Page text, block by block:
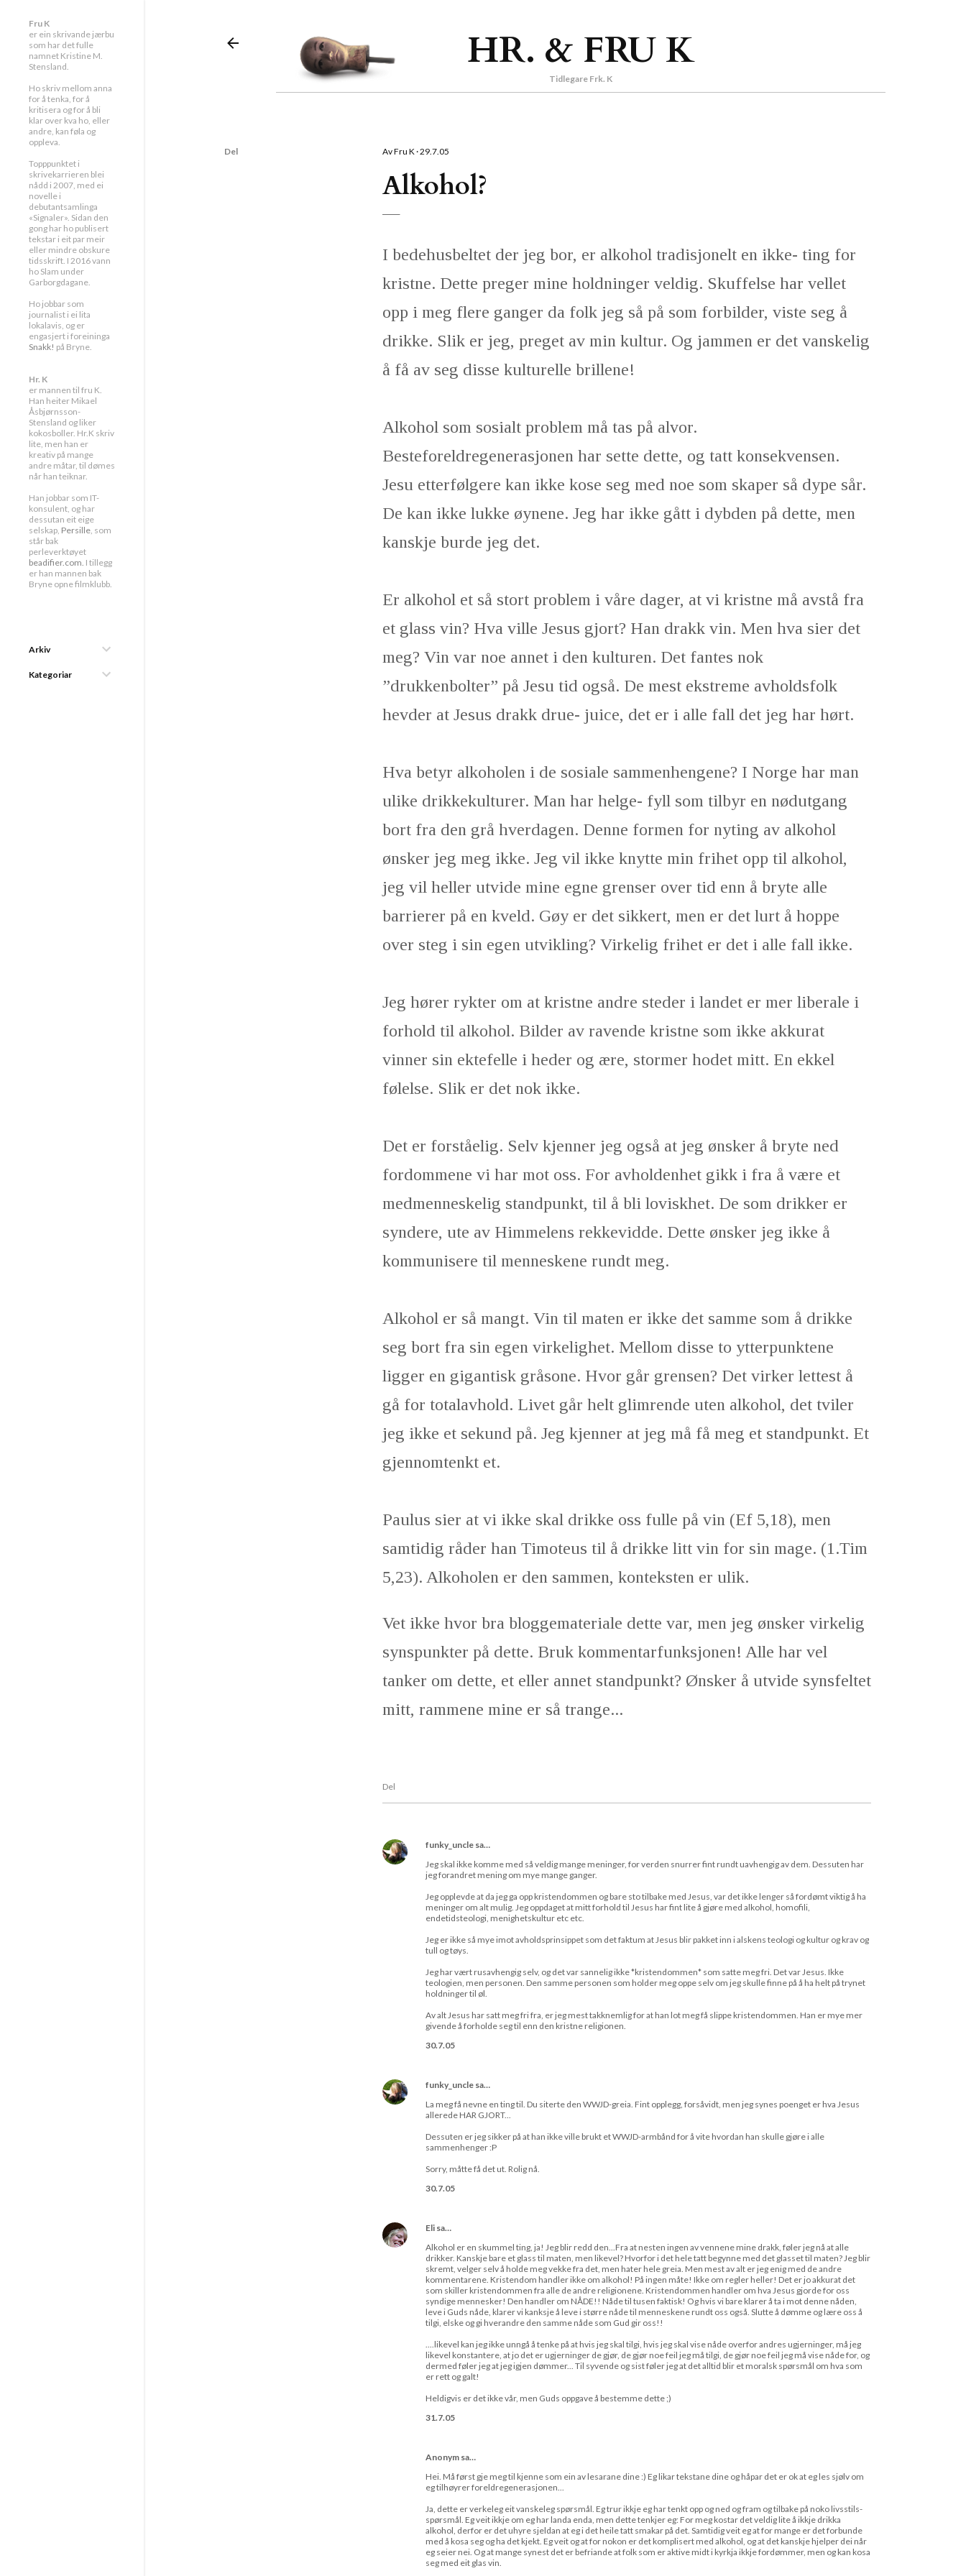
HR. & FRU K
Tidlegare Frk. K
Del AvFru K 29.7.05
Alkohol?
I bedehusbeltet der jeg bor, er alkohol tradisjonelt en ikke- ting for
kristne. Dette preger mine holdninger veldig. Skuffelse har vellet
opp i meg flere ganger da folk jeg så på som forbilder, viste seg å
drikke. Slik er jeg, preget av min kultur. Og jammen er det vanskelig
å få av seg disse kulturelle brillene!
Alkohol som sosialt problem må tas på alvor.
Besteforeldregenerasjonen har sette dette, og tatt konsekvensen.
Jesu etterfølgere kan ikke kose seg med noe som skaper så dype sår.
De kan ikke lukke øynene. Jeg har ikke gått i dybden på dette, men
kanskje burde jeg det.
Er alkohol et så stort problem i våre dager, at vi kristne må avstå fra
et glass vin? Hva ville Jesus gjort? Han drakk vin. Men hva sier det
meg? Vin var noe annet i den kulturen. Det fantes nok
”drukkenbolter” på Jesu tid også. De mest ekstreme avholdsfolk
hevder at Jesus drakk drue- juice, det er i alle fall det jeg har hørt.
Hva betyr alkoholen i de sosiale sammenhengene? I Norge har man
ulike drikkekulturer. Man har helge- fyll som tilbyr en nødutgang
bort fra den grå hverdagen. Denne formen for nyting av alkohol
ønsker jeg meg ikke. Jeg vil ikke knytte min frihet opp til alkohol,
jeg vil heller utvide mine egne grenser over tid enn å bryte alle
barrierer på en kveld. Gøy er det sikkert, men er det lurt å hoppe
over steg i sin egen utvikling? Virkelig frihet er det i alle fall ikke.
Jeg hører rykter om at kristne andre steder i landet er mer liberale i
forhold til alkohol. Bilder av ravende kristne som ikke akkurat
vinner sin ektefelle i heder og ære, stormer hodet mitt. En ekkel
følelse. Slik er det nok ikke.
Det er forståelig. Selv kjenner jeg også at jeg ønsker å bryte ned
fordommene vi har mot oss. For avholdenhet gikk i fra å være et
medmenneskelig standpunkt, til å bli loviskhet. De som drikker er
syndere, ute av Himmelens rekkevidde. Dette ønsker jeg ikke å
kommunisere til menneskene rundt meg.
Alkohol er så mangt. Vin til maten er ikke det samme som å drikke
seg bort fra sin egen virkelighet. Mellom disse to ytterpunktene
ligger en gigantisk gråsone. Hvor går grensen? Det virker lettest å
gå for totalavhold. Livet går helt glimrende uten alkohol, det tviler
jeg ikke et sekund på. Jeg kjenner at jeg må få meg et standpunkt. Et
gjennomtenkt et.
Paulus sier at vi ikke skal drikke oss fulle på vin (Ef 5,18), men
samtidig råder han Timoteus til å drikke litt vin for sin mage. (1.Tim
5,23). Alkoholen er den sammen, konteksten er ulik.
Vet ikke hvor bra bloggemateriale dette var, men jeg ønsker virkelig
synspunkter på dette. Bruk kommentarfunksjonen! Alle har vel
tanker om dette, et eller annet standpunkt? Ønsker å utvide synsfeltet
mitt, rammene mine er så trange...
Del
funky_uncle sa…
Jeg skal ikke komme med så veldig mange meninger, for verden snurrer fint rundt uavhengig av dem. Dessuten har
jeg forandret mening om mye mange ganger.
Jeg opplevde at da jeg ga opp kristendommen og bare sto tilbake med Jesus, var det ikke lenger så fordømt viktig å ha
meninger om alt mulig. Jeg oppdaget at mitt forhold til Jesus har fint lite å gjøre med alkohol, homofili,
endetidsteologi, menighetskultur etc etc.
Jeg er ikke så mye imot avholdsprinsippet som det faktum at Jesus blir pakket inn i alskens teologi og kultur og krav og
tull og tøys.
Jeg har vært rusavhengig selv, og det var sannelig ikke *kristendommen* som satte meg fri. Det var Jesus. Ikke
teologien, men personen. Den samme personen som holder meg oppe selv om jeg skulle finne på å ha helt på trynet
holdninger til øl.
Av alt Jesus har satt meg fri fra, er jeg mest takknemlig for at han lot meg få slippe kristendommen. Han er mye mer
givende å forholde seg til enn den kristne religionen.
30.7.05
funky_uncle sa…
La meg få nevne en ting til. Du siterte den WWJD-greia. Fint opplegg, forsåvidt, men jeg synes poenget er hva Jesus
allerede HAR GJORT...
Dessuten er jeg sikker på at han ikke ville brukt et WWJD-armbånd for å vite hvordan han skulle gjøre i alle
sammenhenger :P
Sorry, måtte få det ut. Rolig nå.
30.7.05
Eli sa…
Alkohol er en skummel ting, ja! Jeg blir redd den...Fra at nesten ingen av vennene mine drakk, føler jeg nå at alle
drikker. Kanskje bare et glass til maten, men likevel? Hvorfor i det hele tatt begynne med det glasset til maten? Jeg blir
skremt, velger selv å holde meg vekke fra det, men hater hele greia. Men mest av alt er jeg enig med de andre
kommentarene. Kristendom handler ikke om alkohol! På ingen måte! Ikke om regler heller! Det er jo akkurat det
som skiller kristendommen fra alle de andre religionene. Kristendommen handler om hva Jesus gjorde for oss
syndige mennesker! Den handler om NÅDE!! Nåde til tusen faktisk! Og hvis vi bare klarer å ta i mot denne nåden,
leve i Guds nåde, klarer vi kanksje å leve i større nåde til menneskene rundt oss også. Slutte å dømme og lære oss å
tilgi, elske og gi hverandre den samme nåde som Gud gir oss!!
....likevel kan jeg ikke unngå å tenke på at hvis jeg skal tilgi, hvis jeg skal vise nåde overfor andres ugjerninger, må jeg
likevel konstantere, at jo det er ugjerninger de gjør, de gjør noe feil jeg må tilgi, de gjør noe feil jeg må vise nåde for, og
dermed føler jeg at jeg igjen dømmer... Til syvende og sist føler jeg at det alltid blir et moralsk spørsmål om hva som
er rett og galt!
Heldigvis er det ikke vår, men Guds oppgave å bestemme dette ;)
31.7.05
Anonym sa…
Hei. Må først gje meg til kjenne som ein av lesarane dine :) Eg likar tekstane dine og håpar det er ok at eg les sjølv om
eg tilhøyrer foreldregenerasjonen...
Ja, dette er verkeleg eit vanskeleg spørsmål. Eg trur ikkje eg har tenkt opp og ned og fram og tilbake på noko livsstils-
spørsmål. Eg veit ikkje om eg har landa enda, men dette tenkjer eg: For meg kostar det veldig lite å ikkje drikka
alkohol, derfor er det uhyre sjeldan at eg i det heile tatt smakar på det. Samtidig veit eg at for mange er det forbunde
med å kosa seg og ha det kjekt. Eg veit og at for nokon er det komplisert med alkohol, og at det kanskje hjelper dei når
eg seier nei. Og at mange synest det er befriande at folk som er aktive midt i kyrkja ikkje fordømmer, men og kan kosa
seg med eit glas vin.
Fru K
er ein skrivande jærbu
som har det fulle
namnet Kristine M.
Stensland.
Ho skriv mellom anna
for å tenka, for å
kritisera og for å bli
klar over kva ho, eller
andre, kan føla og
oppleva.
Topppunktet i
skrivekarrieren blei
nådd i 2007, med ei
novelle i
debutantsamlinga
«Signaler». Sidan den
gong har ho publisert
tekstar i eit par meir
eller mindre obskure
tidsskrift. I 2016 vann
ho Slam under
Garborgdagane.
Ho jobbar som
journalist i ei lita
lokalavis, og er
engasjert i foreininga
Snakk! på Bryne.
Hr. K
er mannen til fru K.
Han heiter Mikael
Åsbjørnsson-
Stensland og liker
kokosboller. Hr.K skriv
lite, men han er
kreativ på mange
andre måtar, til dømes
når han teiknar.
Han jobbar som IT-
konsulent, og har
dessutan eit eige
selskap, Persille, som
står bak
perleverktøyet
beadifier.com. I tillegg
er han mannen bak
Bryne opne filmklubb.
Arkiv
Kategoriar